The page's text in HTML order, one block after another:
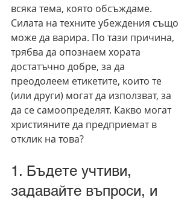
всяка тема, която обсъждаме.
Силата на техните убеждения също
може да варира. По тази причина,
трябва да опознаем хората
достатъчно добре, за да
преодолеем етикетите, които те
(или други) могат да използват, за
да се самоопределят. Какво могат
християните да предприемат в
отклик на това?
1. Бъдете учтиви,
задавайте въпроси, и